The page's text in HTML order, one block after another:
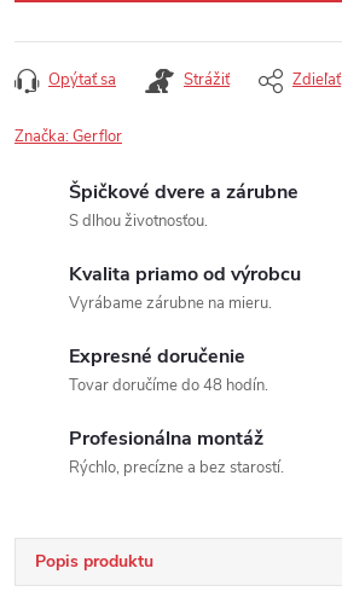
Opýtať sa Strážiť Zdieľať
Značka:Gerflor
Špičkové dvere a zárubne
S dlhou životnosťou.
Kvalita priamo od výrobcu
Vyrábame zárubne na mieru.
Expresné doručenie
Tovar doručíme do 48 hodín.
Profesionálna montáž
Rýchlo, precízne a bez starostí.
Popis produktu